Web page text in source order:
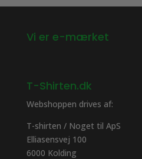
Vi er e-mærket
T-Shirten.dk
Webshoppen drives af:
T-shirten / Noget til ApS
Elliasensvej 100
6000 Kolding